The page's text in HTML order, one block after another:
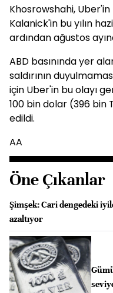
Khosrowshahi,
Kalanick'in bu yılın
ardından ağustos
ABD basınında yer
saldırının
için Uber'in bu olayı
100 bin dolar (396 bin
edildi.
AA
Öne Çıkanlar
Şimşek: Cari dengedeki
azaltıyor